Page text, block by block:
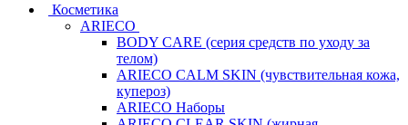
Косметика
ARIECO
BODY CARE (серия средств по уходу за
телом)
ARIECO CALM SKIN (чувствительная кожа,
купероз)
ARIECO Наборы